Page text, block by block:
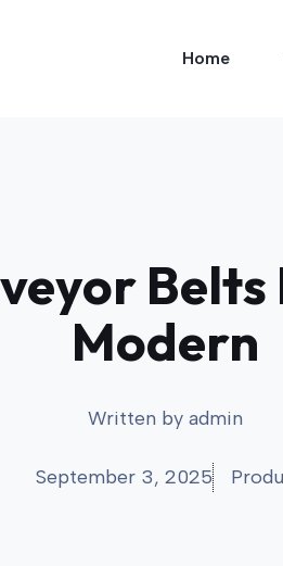
Home
Modern
Written by admin
September 3, 2025